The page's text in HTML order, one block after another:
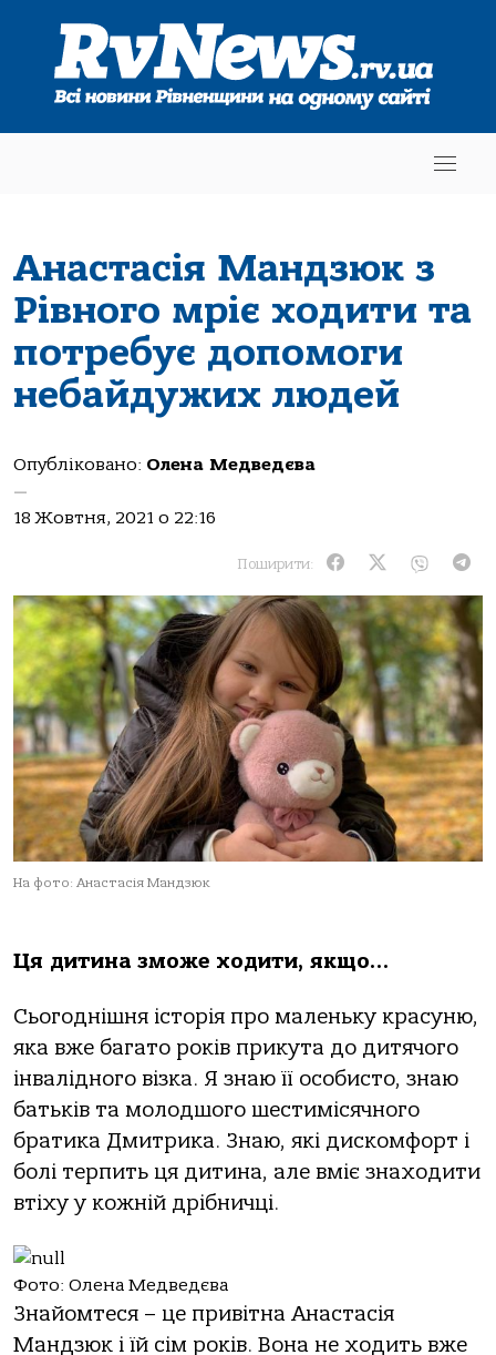
Анастасія Мандзюк з
Рівного мріє ходити та
потребує допомоги
небайдужих людей
Опубліковано: Олена Медведєва
—
18 Жовтня, 2021 о 22:16
Поширити:
На фото: Анастасія Мандзюк
Ця дитина зможе ходити, якщо…
Сьогоднішня історія про маленьку красуню,
яка вже багато років прикута до дитячого
інвалідного візка. Я знаю її особисто, знаю
батьків та молодшого шестимісячного
братика Дмитрика. Знаю, які дискомфорт і
болі терпить ця дитина, але вміє знаходити
втіху у кожній дрібничці.
Фото: Олена Медведєва
Знайомтеся – це привітна Анастасія
Мандзюк і їй сім років. Вона не ходить вже